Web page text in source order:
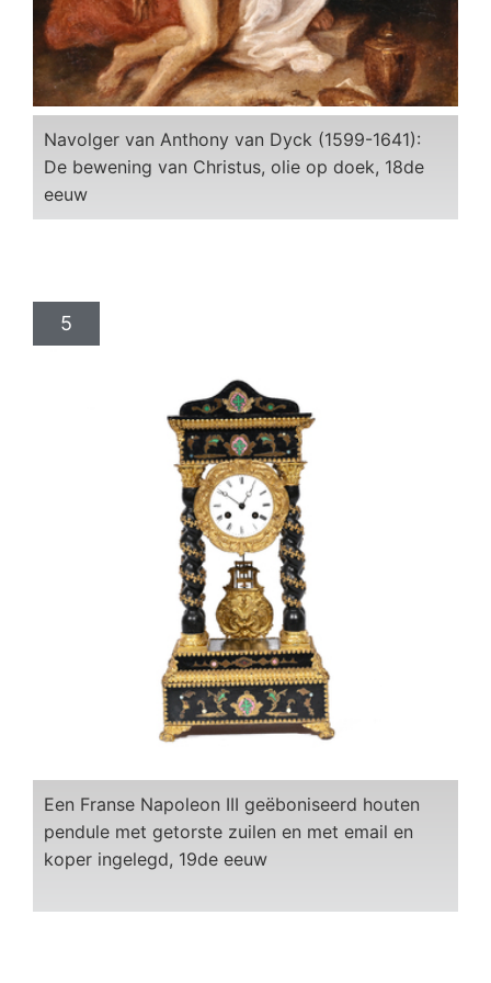
Navolger van Anthony van Dyck (1599-1641):
De bewening van Christus, olie op doek, 18de
eeuw
5
Een Franse Napoleon III geëboniseerd houten
pendule met getorste zuilen en met email en
koper ingelegd, 19de eeuw